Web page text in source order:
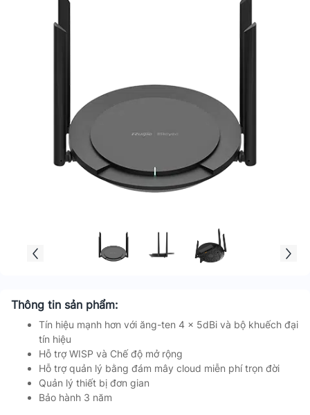
Thông tin sản phẩm:
Tín hiệu mạnh hơn với ăng-ten 4 x 5dBi và bộ khuếch đại
tín hiệu
Hỗ trợ WISP và Chế độ mở rộng
Hỗ trợ quản lý bằng đám mây cloud miễn phí trọn đời
Quản lý thiết bị đơn gian
Bảo hành 3 năm